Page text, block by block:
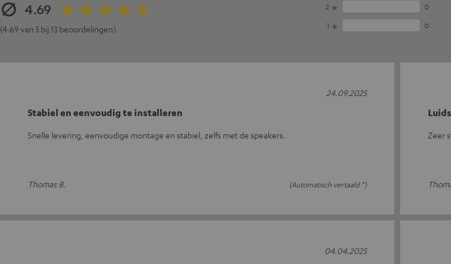
4.69
(4.69 van 5 bij 13 beoordelingen)
2
0
1
0
Stabiel en eenvoudig te installeren
Snelle levering, eenvoudige montage en stabiel, zelfs met de speakers.
Thomas B. (Automatisch vertaald *)
24.09.2025
Zeer
04.04.2025